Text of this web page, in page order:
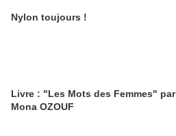
Nylon toujours !
Livre : "Les Mots des Femmes" par
Mona OZOUF